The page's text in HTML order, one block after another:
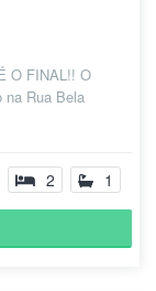
O FINAL!! O
na Rua Bela
2 1